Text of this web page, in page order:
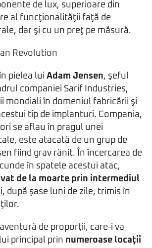
de lux, superioare din
al funcţionalităţii faţă de
dar şi cu un preţ pe măsură.
pielea lui Adam Jensen, şeful
companiei Sarif Industries,
mondiali în domeniul fabricării şi
tip de implanturi. Compania,
se aflau în pragul unei
este atacată de un grup de
fiind grav rănit. În încercarea de
în spatele acestui atac,
de la moarte prin intermediul
după şase luni de zile, trimis în
de proporţii, care-i va
principal prin numeroase locaţii